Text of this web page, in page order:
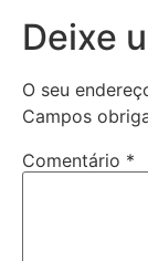
Deixe
O seu
Campos
Comentário *